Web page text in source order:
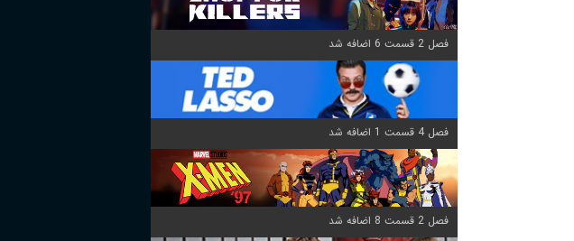
فصل 2 قسمت 6 اضافه شد
فصل 4 قسمت 1 اضافه شد
فصل 2 قسمت 8 اضافه شد